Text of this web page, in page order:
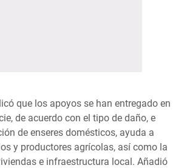
que los apoyos se han entregado en
de acuerdo con el tipo de daño, e
de enseres domésticos, ayuda a
y productores agrícolas, así como la
e infraestructura local. Añadió